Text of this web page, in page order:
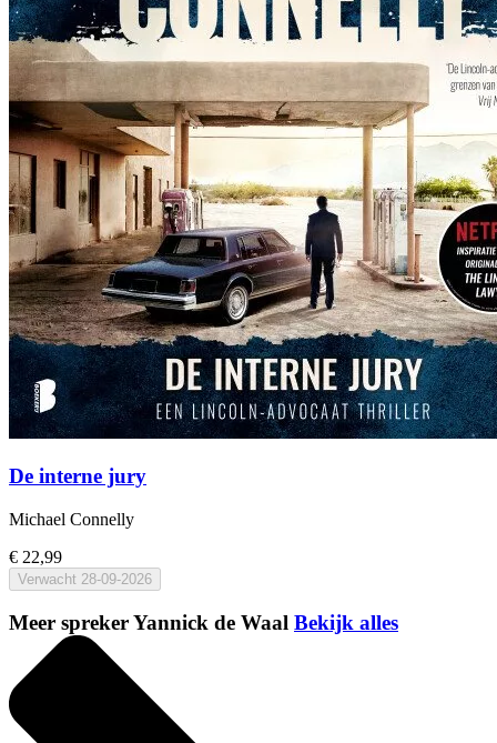
De interne jury
Michael Connelly
€ 22,99
Verwacht 28-09-2026
Meer spreker Yannick de Waal Bekijk alles